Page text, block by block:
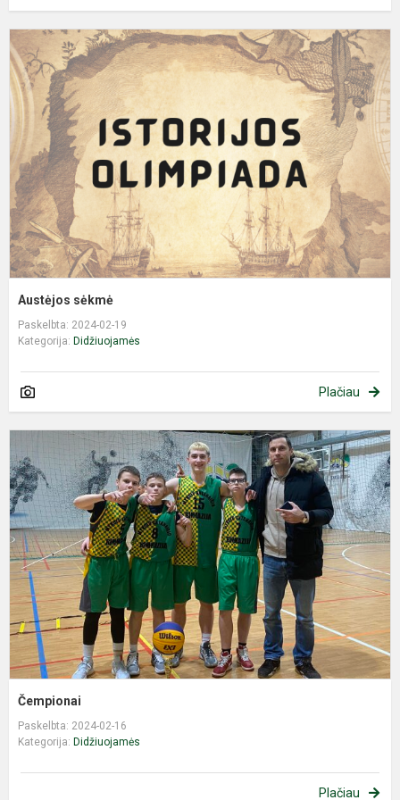
Austėjos sėkmė
Paskelbta: 2024-02-19
Kategorija: Didžiuojamės
Plačiau
Čempionai
Paskelbta: 2024-02-16
Kategorija: Didžiuojamės
Plačiau